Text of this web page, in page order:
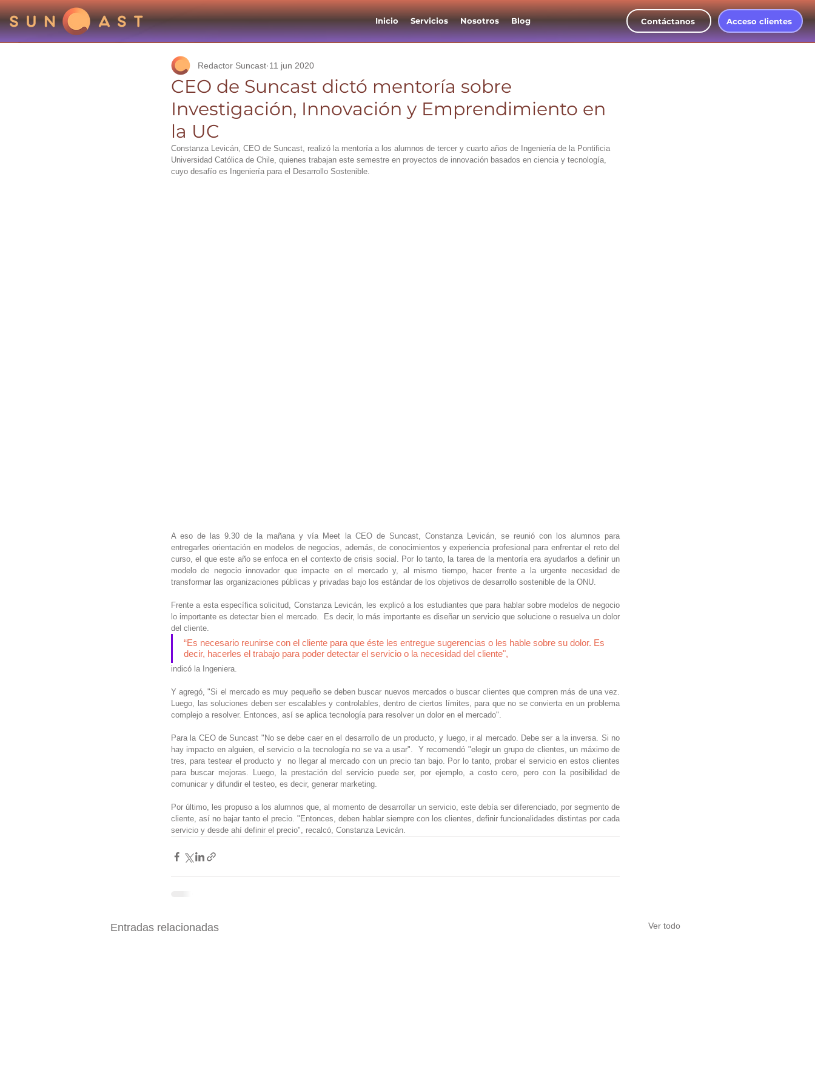
Inicio Servicios Nosotros Blog Contáctanos Acceso clientes
CEO de Suncast dictó mentoría sobre
Investigación, Innovación y Emprendimiento en
la UC
Redactor Suncast 11 jun 2020
Constanza Levicán, CEO de Suncast, realizó la mentoría a los alumnos de tercer y cuarto años de Ingeniería de la Pontificia
Universidad Católica de Chile, quienes trabajan este semestre en proyectos de innovación basados en ciencia y tecnología,
cuyo desafío es Ingeniería para el Desarrollo Sostenible.
A eso de las 9.30 de la mañana y vía Meet la CEO de Suncast, Constanza Levicán, se reunió con los alumnos para
entregarles orientación en modelos de negocios, además, de conocimientos y experiencia profesional para enfrentar el reto del
curso, el que este año se enfoca en el contexto de crisis social. Por lo tanto, la tarea de la mentoría era ayudarlos a definir un
modelo de negocio innovador que impacte en el mercado y, al mismo tiempo, hacer frente a la urgente necesidad de
transformar las organizaciones públicas y privadas bajo los estándar de los objetivos de desarrollo sostenible de la ONU.
Frente a esta específica solicitud, Constanza Levicán, les explicó a los estudiantes que para hablar sobre modelos de negocio
lo importante es detectar bien el mercado.  Es decir, lo más importante es diseñar un servicio que solucione o resuelva un dolor
del cliente.
“Es necesario reunirse con el cliente para que éste les entregue sugerencias o les hable sobre su dolor. Es
decir, hacerles el trabajo para poder detectar el servicio o la necesidad del cliente",
indicó la Ingeniera.
Y agregó, "Si el mercado es muy pequeño se deben buscar nuevos mercados o buscar clientes que compren más de una vez.
Luego, las soluciones deben ser escalables y controlables, dentro de ciertos límites, para que no se convierta en un problema
complejo a resolver. Entonces, así se aplica tecnología para resolver un dolor en el mercado".
Para la CEO de Suncast "No se debe caer en el desarrollo de un producto, y luego, ir al mercado. Debe ser a la inversa. Si no
hay impacto en alguien, el servicio o la tecnología no se va a usar".  Y recomendó "elegir un grupo de clientes, un máximo de
tres, para testear el producto y  no llegar al mercado con un precio tan bajo. Por lo tanto, probar el servicio en estos clientes
para buscar mejoras. Luego, la prestación del servicio puede ser, por ejemplo, a costo cero, pero con la posibilidad de
comunicar y difundir el testeo, es decir, generar marketing.
Por último, les propuso a los alumnos que, al momento de desarrollar un servicio, este debía ser diferenciado, por segmento de
cliente, así no bajar tanto el precio. "Entonces, deben hablar siempre con los clientes, definir funcionalidades distintas por cada
servicio y desde ahí definir el precio", recalcó, Constanza Levicán.
Entradas relacionadas Ver todo